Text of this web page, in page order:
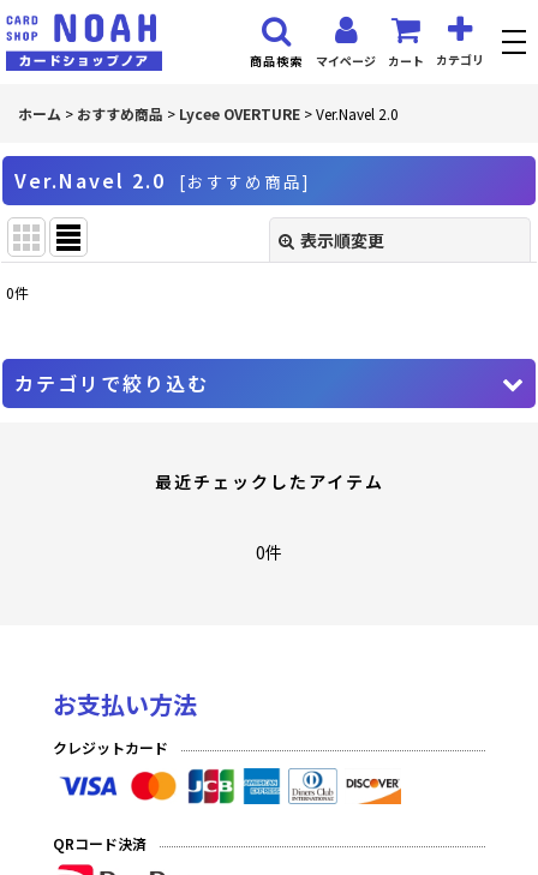
マイページ カート カテゴリ
商品検索
ホーム > おすすめ商品 > Lycee OVERTURE >Ver.Navel 2.0
Ver.Navel 2.0 [おすすめ商品]
表示順変更
並び順:
0件
カテゴリで絞り込む
Ver.Whirlpool 20th Anniversary & Finale!
Ver.ニトロオリジン 1.0
Ver.きゃべつそふと 1.0
Ver.ま〜まれぇど1.0
最近チェックしたアイテム
0件
お支払い方法
クレジットカード
QRコード決済